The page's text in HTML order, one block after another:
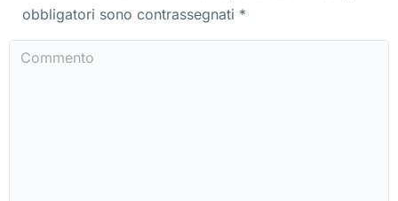
obbligatori sono contrassegnati *
Commento